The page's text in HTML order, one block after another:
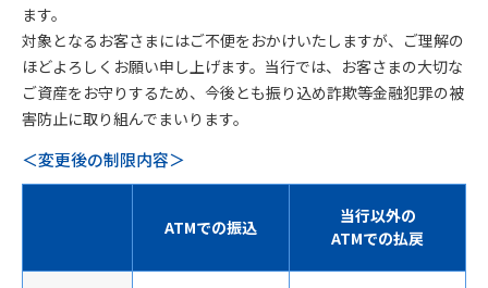
ます。
対象となるお客さまにはご不便をおかけいたしますが、ご理解の
ほどよろしくお願い申し上げます。当行では、お客さまの大切な
ご資産をお守りするため、今後とも振り込め詐欺等金融犯罪の被
害防止に取り組んでまいります。
＜変更後の制限内容＞
ATMでの振込
当行以外の
ATMでの払戻